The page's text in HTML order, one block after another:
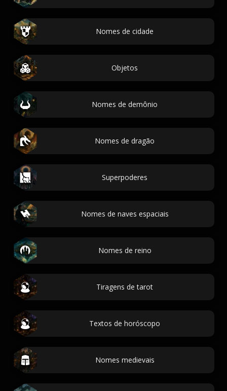
Nomes de cidade
Objetos
Nomes de demônio
Nomes de dragão
Superpoderes
Nomes de naves espaciais
Nomes de reino
Tiragens de tarot
Textos de horóscopo
Nomes medievais